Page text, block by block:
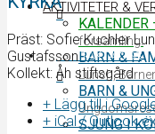
AKTIVITETER &
KALENDER
församling.
BARN &
Lunch,
BARN &
SJUNG I
KONTAKTA OSS
Präst: Sofie Kuchler
Gustafsson
Kollekt: Åh stiftsgård
+ Lägg till i
+ iCal / Outlook